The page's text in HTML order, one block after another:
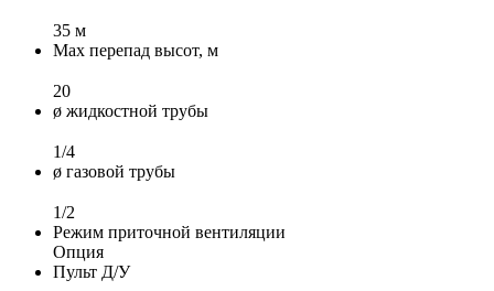
35 м
Max перепад высот, м
20
ø жидкостной трубы
1/4
ø газовой трубы
1/2
Режим приточной вентиляции
Опция
Пульт Д/У